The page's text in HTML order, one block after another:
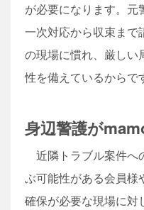
が必要になります。元
一次対応から収束まで
の現場に慣れ、厳しい
性を備えているからで
身辺警護が
近隣トラブル案件へ
ぶ可能性がある会員様
確保が必要な現場に対